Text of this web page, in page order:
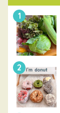
1
2